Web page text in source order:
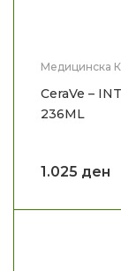
Медицинска
CeraVe –
236ML
1.025 ден